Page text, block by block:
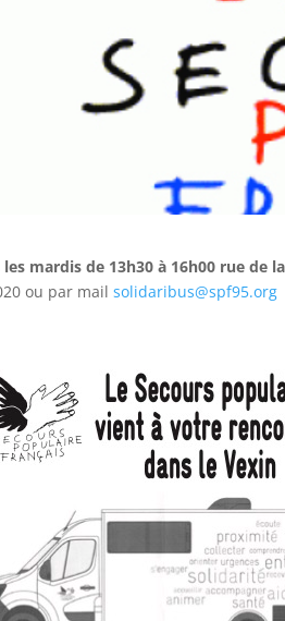
mardis de 13h30 à 16h00 rue de
ou par mailsolidaribus@spf95.org